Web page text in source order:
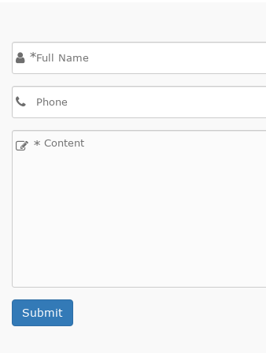
*
*
Submit